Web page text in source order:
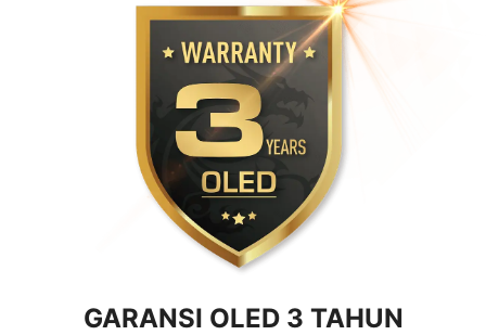
GARANSI OLED 3 TAHUN